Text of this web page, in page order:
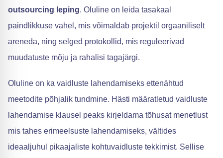
outsourcing leping. Oluline on leida tasakaal
paindlikkuse vahel, mis võimaldab projektil orgaaniliselt
areneda, ning selged protokollid, mis reguleerivad
muudatuste mõju ja rahalisi tagajärgi.
Oluline on ka vaidluste lahendamiseks ettenähtud
meetodite põhjalik tundmine. Hästi määratletud vaidluste
lahendamise klausel peaks kirjeldama tõhusat menetlust
mis tahes erimeelsuste lahendamiseks, vältides
ideaaljuhul pikaajaliste kohtuvaidluste tekkimist. Sellise